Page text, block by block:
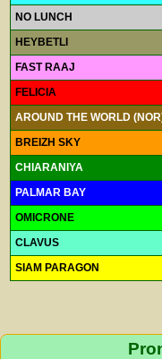
NO LUNCH
HEYBETLI
FAST RAAJ
FELICIA
AROUND THE WORLD
BREIZH SKY
CHIARANIYA
PALMAR BAY
OMICRONE
CLAVUS
SIAM PARAGON